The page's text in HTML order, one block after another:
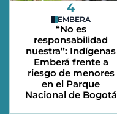
4
EMBERA
“No es
responsabilidad
nuestra”: Indígenas
Emberá frente a
riesgo de menores
en el Parque
Nacional de Bogotá